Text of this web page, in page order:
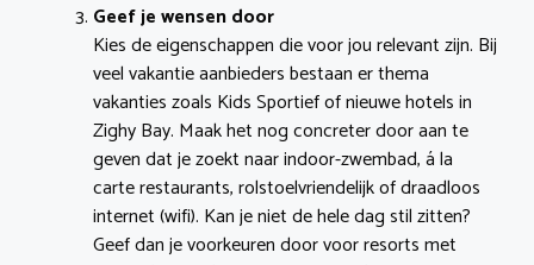
Geef je wensen door
Kies de eigenschappen die voor jou relevant zijn. Bij
veel vakantie aanbieders bestaan er thema
vakanties zoals Kids Sportief of nieuwe hotels in
Zighy Bay. Maak het nog concreter door aan te
geven dat je zoekt naar indoor-zwembad, á la
carte restaurants, rolstoelvriendelijk of draadloos
internet (wifi). Kan je niet de hele dag stil zitten?
Geef dan je voorkeuren door voor resorts met